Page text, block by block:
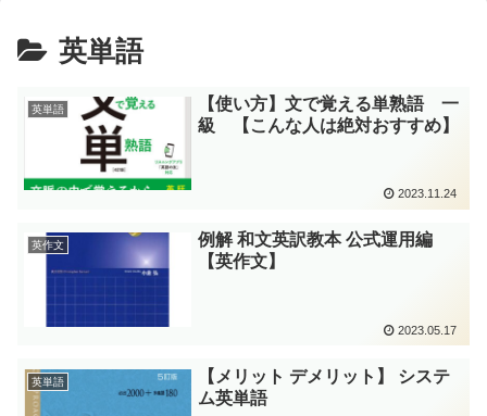
英単語
英単語
【使い方】文で覚える単熟語 一
級 【こんな人は絶対おすすめ】
2023.11.24
英作文
例解 和文英訳教本 公式運用編
【英作文】
2023.05.17
英単語
【メリット デメリット】 システ
ム英単語